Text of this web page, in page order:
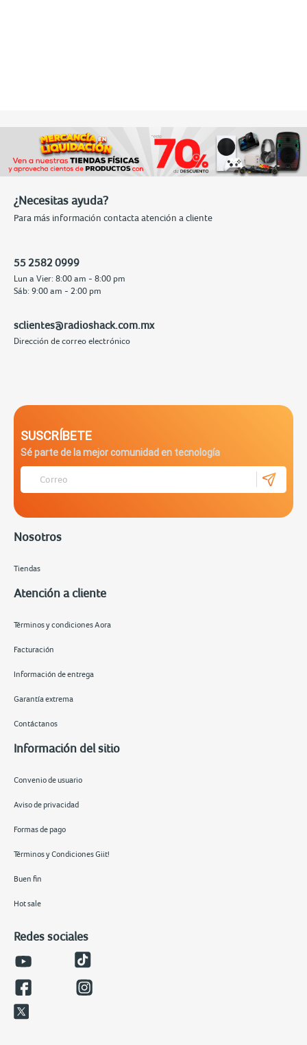
¿Necesitas ayuda?
Para más información contacta atención a cliente
55 2582 0999
Lun a Vier: 8:00 am - 8:00 pm
Sáb: 9:00 am - 2:00 pm
sclientes@radioshack.com.mx
Dirección de correo electrónico
SUSCRÍBETE
Sé parte de la mejor comunidad en tecnología
Nosotros
Tiendas
Atención a cliente
Términos y condiciones Aora
Facturación
Información de entrega
Garantía extrema
Contáctanos
Información del sitio
Convenio de usuario
Aviso de privacidad
Formas de pago
Términos y Condiciones Giit!
Buen fin
Hot sale
Redes sociales